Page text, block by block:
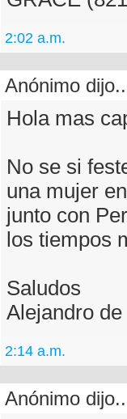
2:02 a.m.
Anónimo
Hola mas
No se si
una mujer
junto con
los tiempos
Saludos
Alejandro
2:14 a.m.
Anónimo